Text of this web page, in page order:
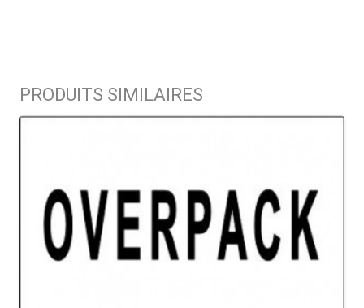
PRODUITS SIMILAIRES